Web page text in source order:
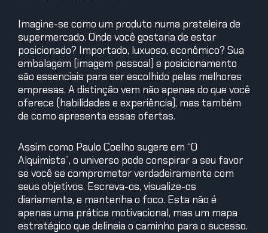
Imagine-se como um produto numa prateleira de
supermercado. Onde você gostaria de estar
posicionado? Importado, luxuoso, econômico? Sua
embalagem (imagem pessoal) e posicionamento
são essenciais para ser escolhido pelas melhores
empresas. A distinção vem não apenas do que você
oferece (habilidades e experiência), mas também
de como apresenta essas ofertas.
Assim como Paulo Coelho sugere em “O
Alquimista”, o universo pode conspirar a seu favor
se você se comprometer verdadeiramente com
seus objetivos. Escreva-os, visualize-os
diariamente, e mantenha o foco. Esta não é
apenas uma prática motivacional, mas um mapa
estratégico que delineia o caminho para o sucesso.